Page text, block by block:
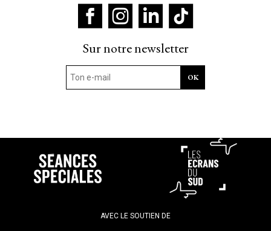
Sur notre newsletter
AVEC LE SOUTIEN DE